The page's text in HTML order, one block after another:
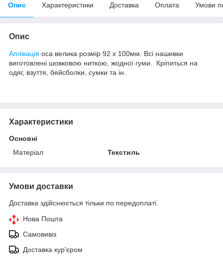
Опис Характеристики Доставка Оплата Умови
Опис
Аплікація оса велика розмір 92 х 100мм. Всі нашивки
виготовлені шовковою ниткою, жодної гуми. Кріпиться на
одяг, взуття, бейсболки, сумки та ін.
Характеристики
Основні
Матеріал
Текстиль
Умови доставки
Доставка здійснюється тільки по передоплаті.
Нова Пошта
Самовивіз
Доставка кур'єром